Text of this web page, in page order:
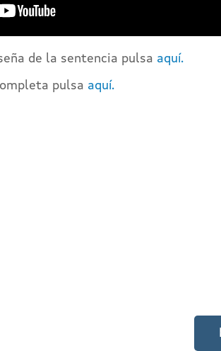
de la sentencia pulsa aquí.
pulsa aquí.